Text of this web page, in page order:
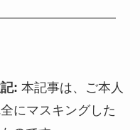
: 本記事は、ご本人
にマスキングした